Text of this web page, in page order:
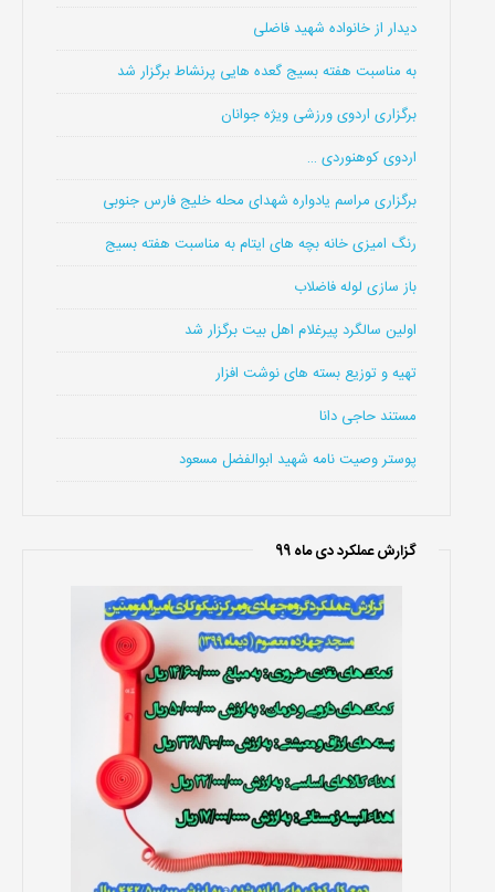
دیدار از خانواده شهید فاضلی
به مناسبت هفته بسیج گعده هایی پرنشاط برگزار شد
برگزاری اردوی ورزشی ویژه جوانان
اردوی کوهنوردی …
برگزاری مراسم یادواره شهدای محله خلیج فارس جنوبی
رنگ امیزی خانه بچه های ایتام به مناسبت هفته بسیج
باز سازی لوله فاضلاب
اولین سالگرد پیرغلام اهل بیت برگزار شد
تهیه و توزیع بسته های نوشت افزار
مستند حاجی دانا
پوستر وصیت نامه شهید ابوالفضل مسعود
گزارش عملکرد دی ماه 99